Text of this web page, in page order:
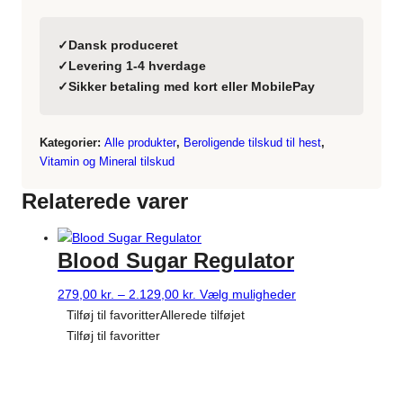
✓Dansk produceret
✓Levering 1-4 hverdage
✓Sikker betaling med kort eller MobilePay
Kategorier: Alle produkter, Beroligende tilskud til hest,
Vitamin og Mineral tilskud
Relaterede varer
Blood Sugar Regulator
279,00 kr. – 2.129,00 kr. Prisinterval:
279,00 kr.
Vælg mulighederDette
Tilføj til favoritterAllerede tilføjet
Tilføj til favoritter